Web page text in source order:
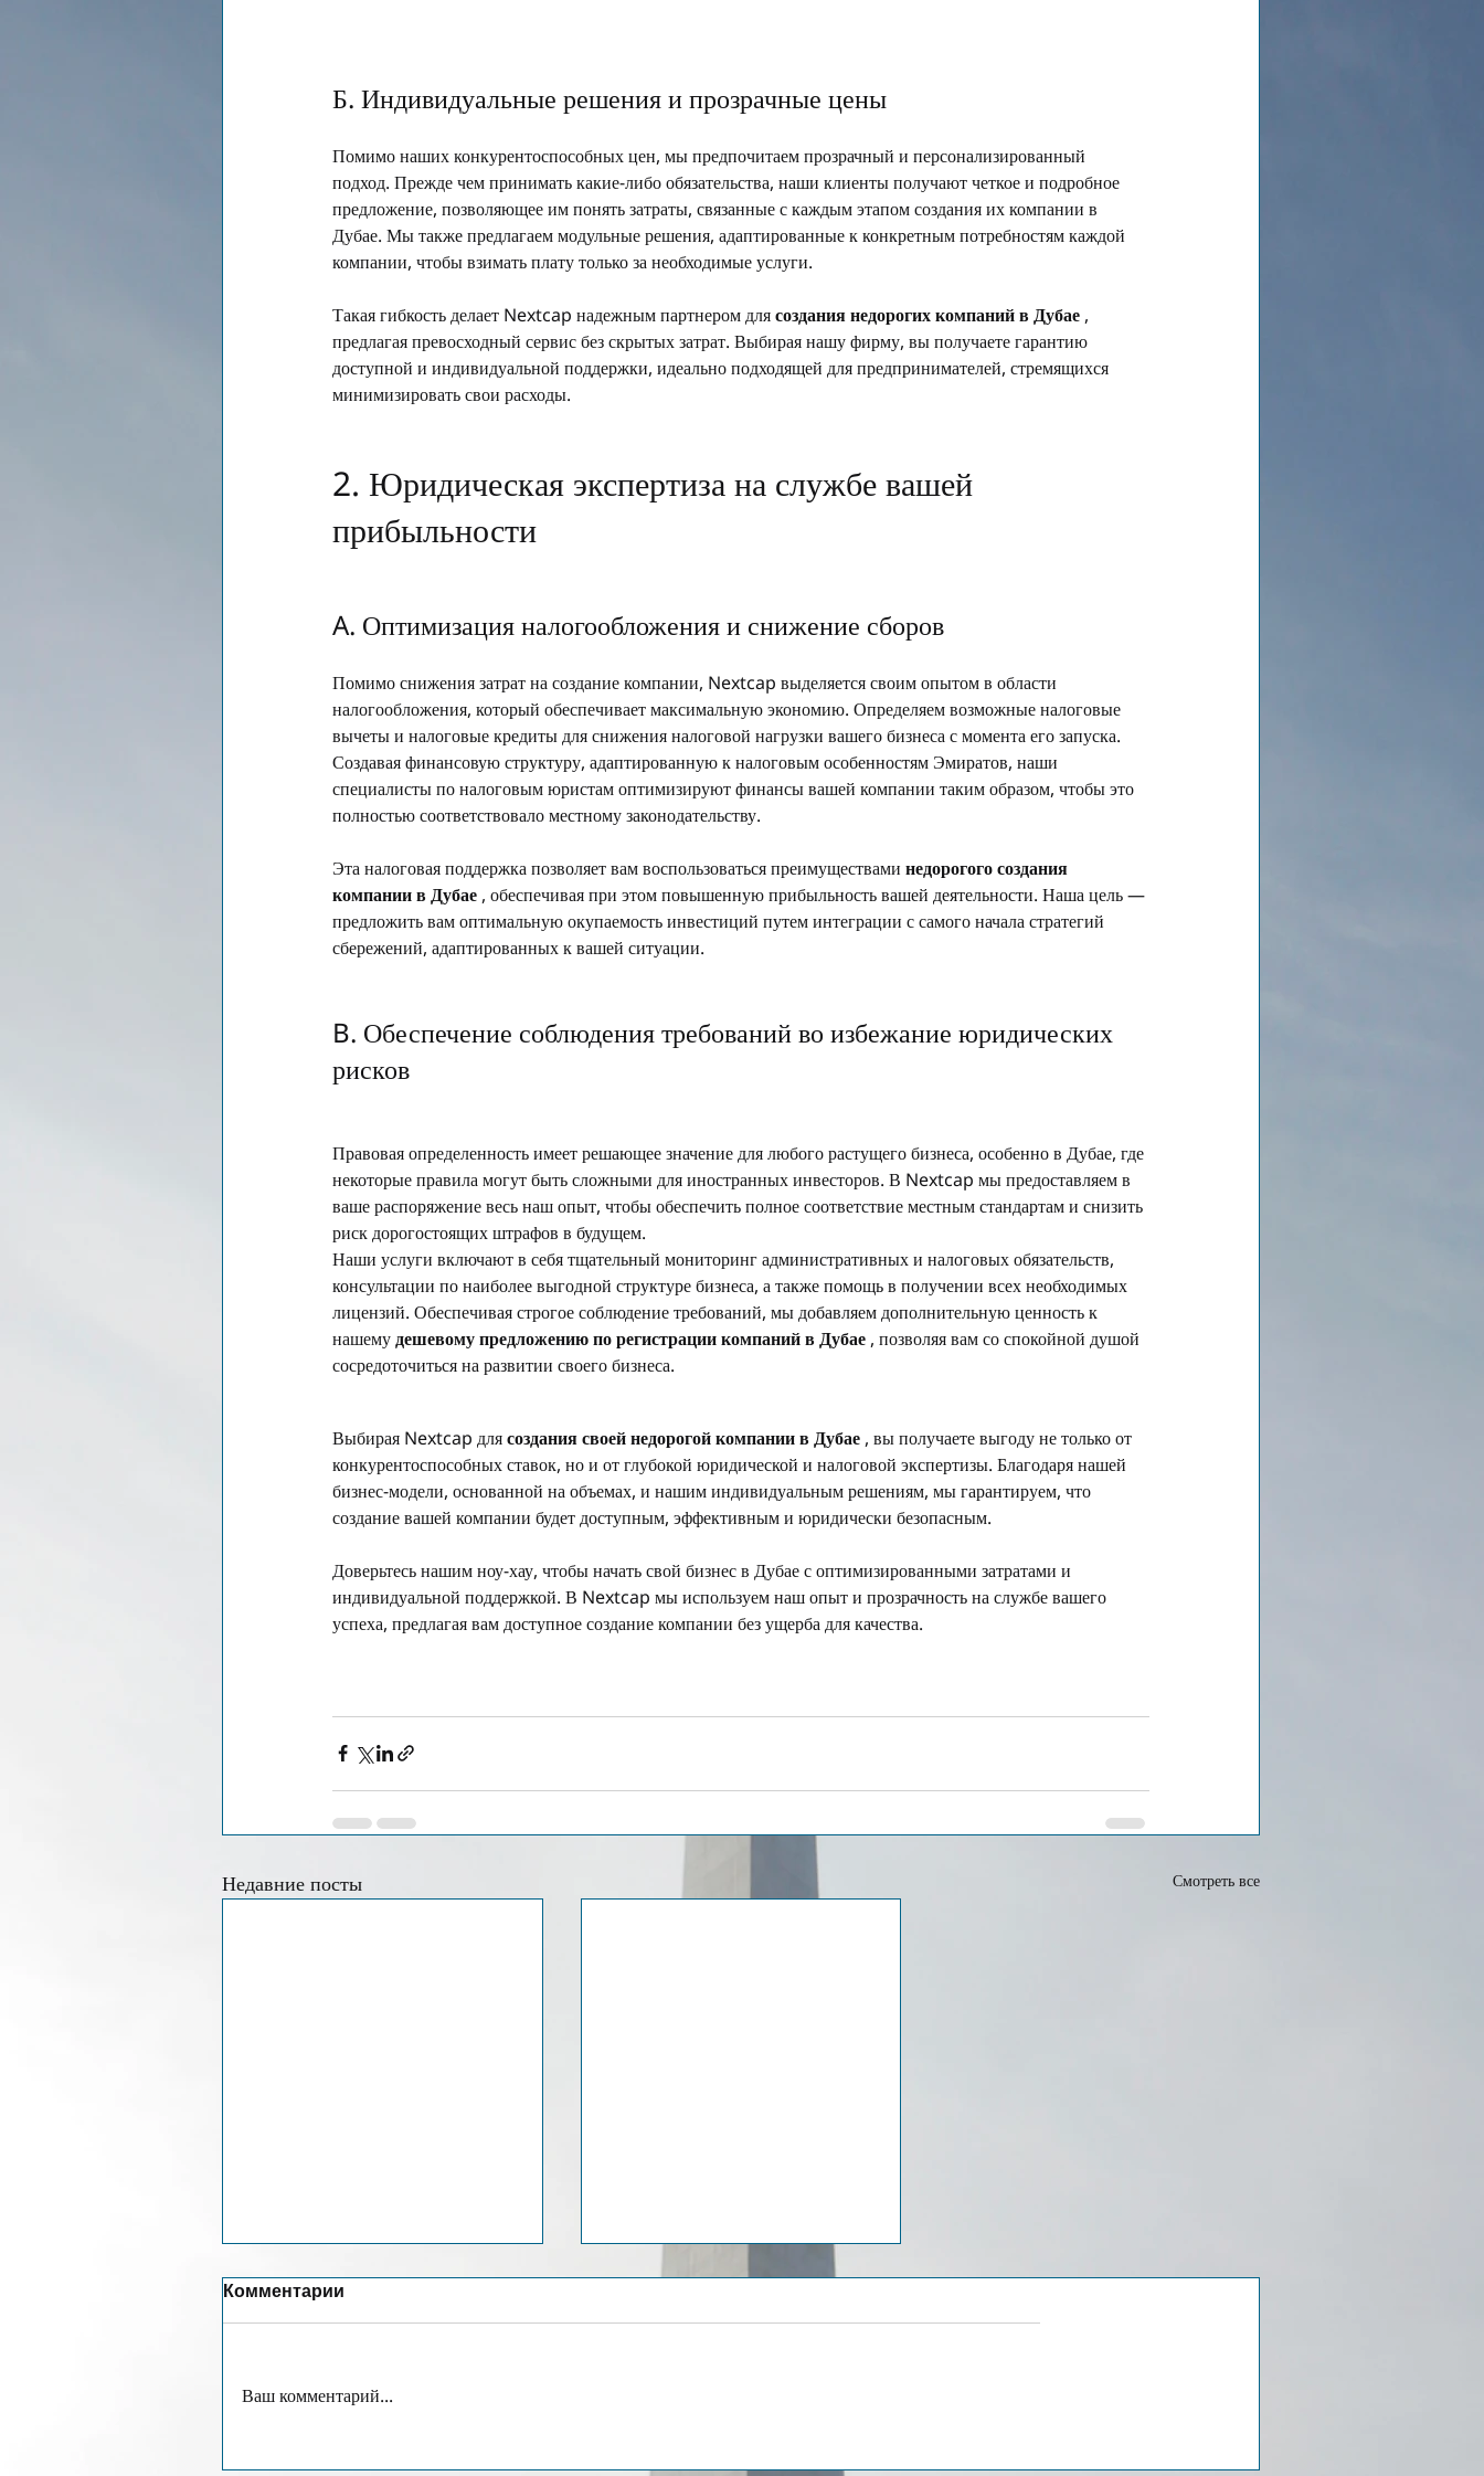
Б. Индивидуальные решения и прозрачные цены
Помимо наших конкурентоспособных цен, мы предпочитаем прозрачный и персонализированный
подход. Прежде чем принимать какие-либо обязательства, наши клиенты получают четкое и подробное
предложение, позволяющее им понять затраты, связанные с каждым этапом создания их компании в
Дубае. Мы также предлагаем модульные решения, адаптированные к конкретным потребностям каждой
компании, чтобы взимать плату только за необходимые услуги.
Такая гибкость делает Nextcap надежным партнером для создания недорогих компаний в Дубае ,
предлагая превосходный сервис без скрытых затрат. Выбирая нашу фирму, вы получаете гарантию
доступной и индивидуальной поддержки, идеально подходящей для предпринимателей, стремящихся
минимизировать свои расходы.
2. Юридическая экспертиза на службе вашей
прибыльности
A. Оптимизация налогообложения и снижение сборов
Помимо снижения затрат на создание компании, Nextcap выделяется своим опытом в области
налогообложения, который обеспечивает максимальную экономию. Определяем возможные налоговые
вычеты и налоговые кредиты для снижения налоговой нагрузки вашего бизнеса с момента его запуска.
Создавая финансовую структуру, адаптированную к налоговым особенностям Эмиратов, наши
специалисты по налоговым юристам оптимизируют финансы вашей компании таким образом, чтобы это
полностью соответствовало местному законодательству.
Эта налоговая поддержка позволяет вам воспользоваться преимуществами недорогого создания
компании в Дубае , обеспечивая при этом повышенную прибыльность вашей деятельности. Наша цель —
предложить вам оптимальную окупаемость инвестиций путем интеграции с самого начала стратегий
сбережений, адаптированных к вашей ситуации.
B. Обеспечение соблюдения требований во избежание юридических
рисков
Правовая определенность имеет решающее значение для любого растущего бизнеса, особенно в Дубае, где
некоторые правила могут быть сложными для иностранных инвесторов. В Nextcap мы предоставляем в
ваше распоряжение весь наш опыт, чтобы обеспечить полное соответствие местным стандартам и снизить
риск дорогостоящих штрафов в будущем.
Наши услуги включают в себя тщательный мониторинг административных и налоговых обязательств,
консультации по наиболее выгодной структуре бизнеса, а также помощь в получении всех необходимых
лицензий. Обеспечивая строгое соблюдение требований, мы добавляем дополнительную ценность к
нашему дешевому предложению по регистрации компаний в Дубае , позволяя вам со спокойной душой
сосредоточиться на развитии своего бизнеса.
Выбирая Nextcap для создания своей недорогой компании в Дубае , вы получаете выгоду не только от
конкурентоспособных ставок, но и от глубокой юридической и налоговой экспертизы. Благодаря нашей
бизнес-модели, основанной на объемах, и нашим индивидуальным решениям, мы гарантируем, что
создание вашей компании будет доступным, эффективным и юридически безопасным.
Доверьтесь нашим ноу-хау, чтобы начать свой бизнес в Дубае с оптимизированными затратами и
индивидуальной поддержкой. В Nextcap мы используем наш опыт и прозрачность на службе вашего
успеха, предлагая вам доступное создание компании без ущерба для качества.
Недавние посты Смотреть все
Договора бронирования Обмен криптовалюты на
Комментарии
Ваш комментарий...